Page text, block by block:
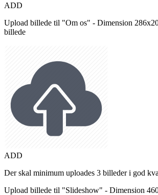
ADD
Upload billede til "Om os" - Dimension
billede
ADD
Der skal minimum uploades 3 billeder i god
Upload billede til "Slideshow" - Dimension